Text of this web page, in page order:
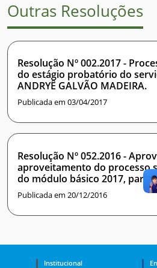
Outras Resoluções
Resolução Nº 002.2017 -
do estágio probatório do
ANDRYÊ GALVÃO MADEIRA.
Publicada em 03/04/2017
Resolução Nº 052.2016 -
aproveitamento do processo
do módulo básico 2017, para
Instituto Metrópole Digital.
Publicada em 20/12/2016
Institucional